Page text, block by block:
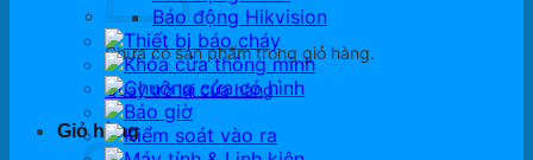
Chưa có sản phẩm trong giỏ hàng.
Quay trở lại cửa hàng
Giỏ hàng
Báo động Hikvision
Thiết bị báo cháy
Khóa cửa thông minh
Chuông cửa có hình
Báo giờ
Kiểm soát vào ra